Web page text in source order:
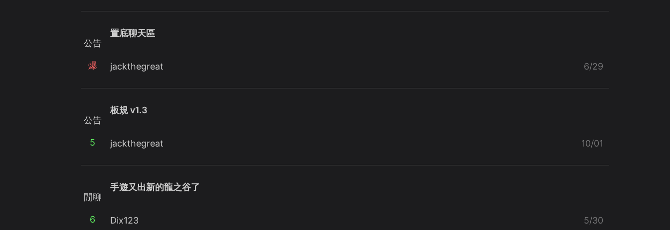
公告
爆
置底聊天區
jackthegreat 6/29
公告
5
板規 v1.3
jackthegreat 10/01
閒聊
6
手遊又出新的龍之谷了
Dix123 5/30